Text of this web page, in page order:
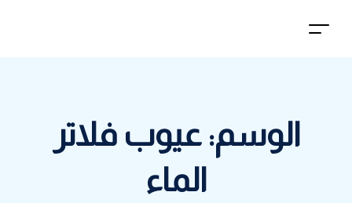
الوسم:عيوب فلاتر
الماء